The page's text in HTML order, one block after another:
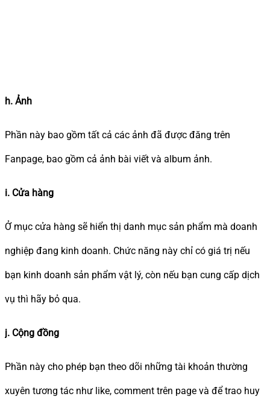
h. Ảnh
Phần này bao gồm tất cả các ảnh đã được đăng trên
Fanpage, bao gồm cả ảnh bài viết và album ảnh.
i. Cửa hàng
Ở mục cửa hàng sẽ hiển thị danh mục sản phẩm mà doanh
nghiệp đang kinh doanh. Chức năng này chỉ có giá trị nếu
bạn kinh doanh sản phẩm vật lý, còn nếu bạn cung cấp dịch
vụ thì hãy bỏ qua.
j. Cộng đồng
Phần này cho phép bạn theo dõi những tài khoản thường
xuyên tương tác như like, comment trên page và để trao huy